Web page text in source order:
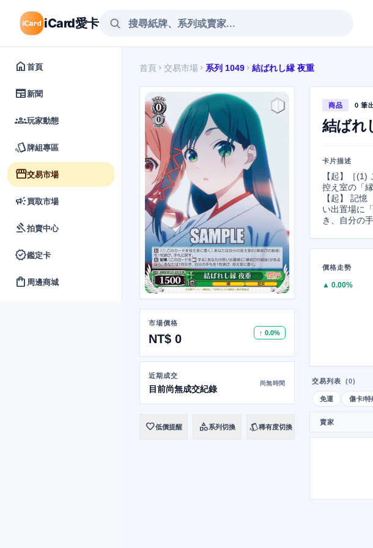
iCard愛卡
home首頁
newspaper新聞
groups玩家動態
style牌組專區
storefront交易市場
campaign買取市場
gavel拍賣中心
verified鑑定卡
shopping_bag 周邊商城
首頁 chevron_right 交易市場 chevron_right 系列 1049 chevron_right 結ばれし縁 夜重
市場價格
NT$ 0 ↑ 0.0%
近期成交
目前尚無成交紀錄
尚無時間
favorite低價提醒 category系列切換 style稀有度切換
商品 0 筆
結ばれ
卡片描述
【起】［
控え室の「
【起】 記
い出置場に
き、自分の
價格走勢
▲ 0.00%
交易列表 (0)
免運 傷卡/特
賣家